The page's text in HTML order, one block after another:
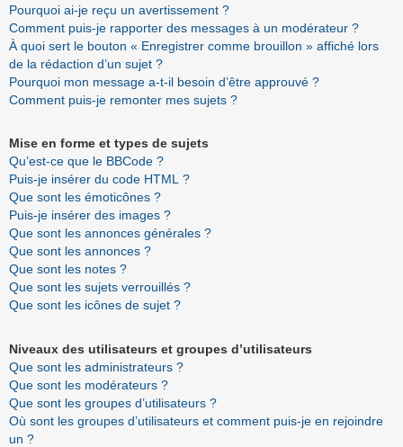
Pourquoi ai-je reçu un avertissement ?
Comment puis-je rapporter des messages à un modérateur ?
À quoi sert le bouton « Enregistrer comme brouillon » affiché lors
de la rédaction d’un sujet ?
Pourquoi mon message a-t-il besoin d’être approuvé ?
Comment puis-je remonter mes sujets ?
Mise en forme et types de sujets
Qu’est-ce que le BBCode ?
Puis-je insérer du code HTML ?
Que sont les émoticônes ?
Puis-je insérer des images ?
Que sont les annonces générales ?
Que sont les annonces ?
Que sont les notes ?
Que sont les sujets verrouillés ?
Que sont les icônes de sujet ?
Niveaux des utilisateurs et groupes d’utilisateurs
Que sont les administrateurs ?
Que sont les modérateurs ?
Que sont les groupes d’utilisateurs ?
Où sont les groupes d’utilisateurs et comment puis-je en rejoindre
un ?